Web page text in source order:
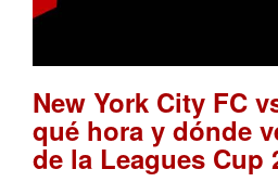
New York City FC
qué hora y dónde
de la Leagues Cup